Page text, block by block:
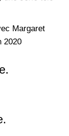
Margaret
2020